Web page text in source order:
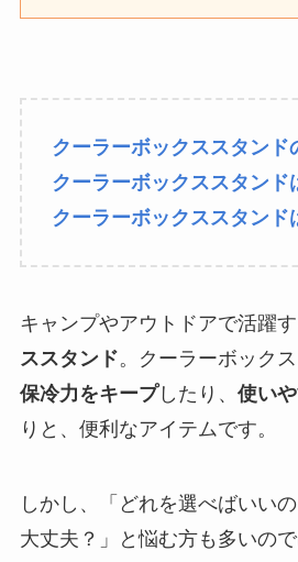
クーラーボックススタンド
クーラーボックススタンド
クーラーボックススタンド
キャンプやアウトドアで活躍
ススタンド。クーラーボック
保冷力をキープしたり、 使い
りと、便利なアイテムです。
しかし、「どれを選べばいい
大丈夫？」と悩む方も多いの